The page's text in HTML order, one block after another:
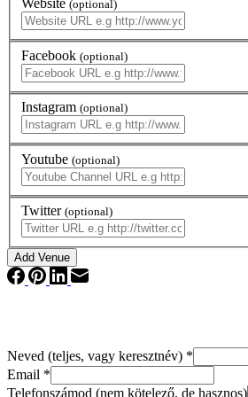
Website (optional)
Facebook (optional)
Instagram (optional)
Youtube (optional)
Twitter (optional)
Neved (teljes, vagy keresztnév) *
Email *
Telefonszámod (nem kötelező, de hasznos)